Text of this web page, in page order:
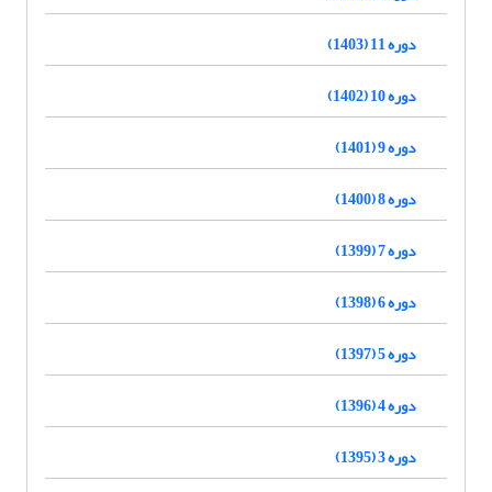
دوره 11 (1403)
دوره 10 (1402)
دوره 9 (1401)
دوره 8 (1400)
دوره 7 (1399)
دوره 6 (1398)
دوره 5 (1397)
دوره 4 (1396)
دوره 3 (1395)